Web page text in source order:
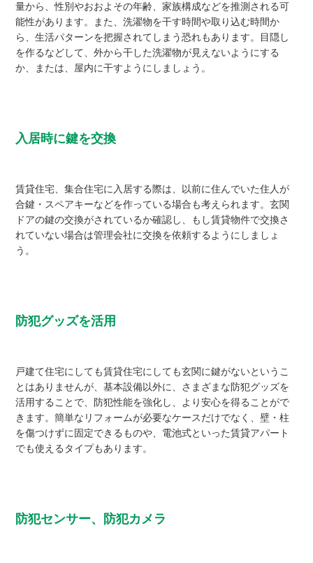
量から、性別やおおよその年齢、家族構成などを推測される可
能性があります。また、洗濯物を干す時間や取り込む時間か
ら、生活パターンを把握されてしまう恐れもあります。目隠し
を作るなどして、外から干した洗濯物が見えないようにする
か、または、屋内に干すようにしましょう。
入居時に鍵を交換
賃貸住宅、集合住宅に入居する際は、以前に住んでいた住人が
合鍵・スペアキーなどを作っている場合も考えられます。玄関
ドアの鍵の交換がされているか確認し、もし賃貸物件で交換さ
れていない場合は管理会社に交換を依頼するようにしましょ
う。
防犯グッズを活用
戸建て住宅にしても賃貸住宅にしても玄関に鍵がないというこ
とはありませんが、基本設備以外に、さまざまな防犯グッズを
活用することで、防犯性能を強化し、より安心を得ることがで
きます。簡単なリフォームが必要なケースだけでなく、壁・柱
を傷つけずに固定できるものや、電池式といった賃貸アパート
でも使えるタイプもあります。
防犯センサー、防犯カメラ